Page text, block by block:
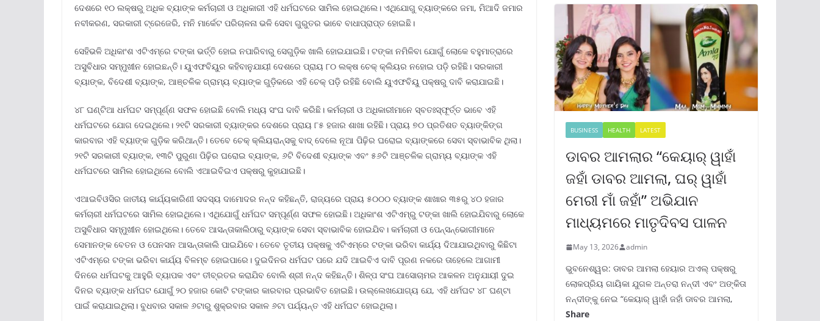
ଦେଶରେ ୧୦ ଲକ୍ଷରୁ ଅଧିକ ବ୍ୟାଙ୍କ କର୍ମଚାରୀ ଓ ଅଧିକାରୀ ଏହି ଧର୍ମଘଟରେ ସାମିଲ ହୋଇଥିଲେ। ଏଥିଯୋଗୁ ବ୍ୟାଙ୍କରେ ଜମା, ମିଆଦି ଜମାର
ନବୀକରଣ, ସରକାରୀ ଟ୍ରେଜେରି, ମନି ମାର୍କେଟ ପରିଚାଳନା ଭଳି ସେବା ଗୁରୁତର ଭାବେ ବାଧାପ୍ରାପ୍ତ ହୋଇଛି।
ସେହିଭଳି ଅଧିକାଂଶ ଏଟିଏମ୍‌ରେ ଟଙ୍କା ଭର୍ତ୍ତି ହୋଇ ନପାରିବାରୁ ସେଗୁଡ଼ିକ ଖାଲି ହୋଇଯାଇଛି। ଟଙ୍କା ନମିଳିବା ଯୋଗୁଁ ଲୋକେ ବହୁମାତ୍ରାରେ
ଅସୁବିଧାର ସମ୍ମୁଖୀନ ହୋଇଛନ୍ତି। ୟୁଏଫବିୟୁର କହିବାନୁଯାୟୀ ଦେଶରେ ପ୍ରାୟ ୮୦ ଲକ୍ଷ ଚେକ୍‌ କ୍ଲିୟର ନହୋଇ ପଡ଼ି ରହିଛି। ସରକାରୀ
ବ୍ୟାଙ୍କ, ବିଦେଶୀ ବ୍ୟାଙ୍କ, ଆଞ୍ଚଳିକ ଗ୍ରାମ୍ୟ ବ୍ୟାଙ୍କ ଗୁଡ଼ିକରେ ଏହି ଚେକ୍‌ ପଡ଼ି ରହିଛି ବୋଲି ୟୁଏଫବିୟୁ ପକ୍ଷରୁ ଦାବି କରାଯାଇଛି।
୪୮ ଘଣ୍ଟିଆ ଧର୍ମଘଟ ସମ୍ପୂର୍ଣ୍ଣ ସଫଳ ହୋଇଛି ବୋଲି ମଧ୍ୟ ସଂଘ ଦାବି କରିଛି। କର୍ମଚାରୀ ଓ ଅଧିକାରୀମାନେ ସ୍ବତଃସ୍ଫୂର୍ତ୍ତ ଭାବେ ଏହି
ଧର୍ମଘଟରେ ଯୋଗ ଦେଇଥିଲେ। ୨୧ଟି ସରକାରୀ ବ୍ୟାଙ୍କର ଦେଶରେ ପ୍ରାୟ ୮୫ ହଜାର ଶାଖା ରହିଛି। ପ୍ରାୟ ୭୦ ପ୍ରତିଶତ ବ୍ୟାଙ୍କିଙ୍ଗ
କାରବାର ଏହି ବ୍ୟାଙ୍କ ଗୁଡ଼ିକ କରିଥାନ୍ତି। ତେବେ ଚେକ୍‌ କ୍ଲିୟରାନ୍ସକୁ ବାଦ୍‌ ଦେଲେ ନୂଆ ପିଢ଼ିର ଘରୋଇ ବ୍ୟାଙ୍କରେ ସେବା ସ୍ବାଭାବିକ ଥିଲା।
୨୧ଟି ସରକାରୀ ବ୍ୟାଙ୍କ, ୧୩ଟି ପୁରୁଣା ପିଢ଼ିର ଘରୋଇ ବ୍ୟାଙ୍କ, ୬ଟି ବିଦେଶୀ ବ୍ୟାଙ୍କ ଏବଂ ୫୬ଟି ଆଞ୍ଚଳିକ ଗ୍ରାମ୍ୟ ବ୍ୟାଙ୍କ ଏହି
ଧର୍ମଘଟରେ ସାମିଲ ହୋଇଥିଲେ ବୋଲି ଏଆଇବିଇଏ ପକ୍ଷରୁ କୁହାଯାଇଛି।
ଏଆଇବିଓସିର ଜାତୀୟ କାର୍ଯ୍ୟକାରିଣୀ ସଦସ୍ୟ ଦାମୋଦର ନନ୍ଦ କହିଛନ୍ତି, ରାଜ୍ୟରେ ପ୍ରାୟ ୫୦୦୦ ବ୍ୟାଙ୍କ ଶାଖାର ୩୫ରୁ ୪୦ ହଜାର
କର୍ମଚାରୀ ଧର୍ମଘଟରେ ସାମିଲ ହୋଇଥିଲେ। ଏଥିଯୋଗୁଁ ଧର୍ମଘଟ ସମ୍ପୂର୍ଣ୍ଣ ସଫଳ ହୋଇଛି। ଅଧିକାଂଶ ଏଟିଏମ୍‌ରୁ ଟଙ୍କା ଖାଲି ହୋଇଯିବାରୁ ଲୋକେ
ଅସୁବିଧାର ସମ୍ମୁଖୀନ ହୋଇଥିଲେ। ତେବେ ଆସନ୍ତାକାଲିଠାରୁ ବ୍ୟାଙ୍କ ସେବା ସ୍ବାଭାବିକ ହୋଇଯିବ। କର୍ମଚାରୀ ଓ ପେନ୍‌ସନ୍‌ଭୋଗୀମାନେ
ସେମାନଙ୍କ ବେତନ ଓ ପେନସନ ଆସନ୍ତାକାଲି ପାଇଯିବେ। ତେବେ ତୃତୀୟ ପକ୍ଷକୁ ଏଟିଏମ୍‌ରେ ଟଙ୍କା ଭରିବା କାର୍ଯ୍ୟ ଦିଆଯାଇଥିବାରୁ କିଛିଟା
ଏଟିଏମ୍‌ରେ ଟଙ୍କା ଭରିବା କାର୍ଯ୍ୟ ବିଳମ୍ବ ହୋଇପାରେ। ଦୁଇଦିନର ଧର୍ମଘଟ ପରେ ଯଦି ଆଇବିଏ ଦାବି ପୂରଣ ନକରେ ତାହେଲେ ଆଗାମୀ
ଦିନରେ ଧର୍ମଘଟକୁ ଆହୁରି ବ୍ୟାପକ ଏବଂ ତୀବ୍ରତର କରାଯିବ ବୋଲି ଶ୍ରୀ ନନ୍ଦ କହିଛନ୍ତି। ଶିଳ୍ପ ସଂଘ ଆସୋଚାମର ଆକଳନ ଅନୁଯାୟୀ ଦୁଇ
ଦିନର ବ୍ୟାଙ୍କ ଧର୍ମଘଟ ଯୋଗୁଁ ୨୦ ହଜାର କୋଟି ଟଙ୍କାର କାରବାର ପ୍ରଭାବିତ ହୋଇଛି। ଉଲ୍ଲେଖଯୋଗ୍ୟ ଯେ, ଏହି ଧର୍ମଘଟ ୪୮ ଘଣ୍ଟା
ପାଇଁ କରାଯାଇଥିଲା। ବୁଧବାର ସକାଳ ୬ଟାରୁ ଶୁକ୍ରବାର ସକାଳ ୬ଟା ପର୍ଯ୍ୟନ୍ତ ଏହି ଧର୍ମଘଟ ହୋଇଥିଲା।
BUSINESS HEALTH LATEST
ଡାବର ଆମଲାର “କେୟାର୍ ୱାହାଁ
ଜହାଁ ଡାବର ଆମଲା, ଘର୍ ୱାହାଁ
ମେରୀ ମାଁ ଜହାଁ” ଅଭିଯାନ
ମାଧ୍ୟମରେ ମାତୃଦିବସ ପାଳନ
May 13, 2026 admin
ଭୁବନେଶ୍ୱର: ଡାବର ଆମଲା ହେୟାର ଅଏଲ୍ ପକ୍ଷରୁ
ଲୋକପ୍ରିୟ ଗାୟିକା ଯୁଗଳ ଅନ୍ତରା ନନ୍ଦୀ ଏବଂ ଅଙ୍କିତା
ନନ୍ଦୀଙ୍କୁ ନେଇ “କେୟାର୍ ୱାହାଁ ଜହାଁ ଡାବର ଆମଲା,
Share